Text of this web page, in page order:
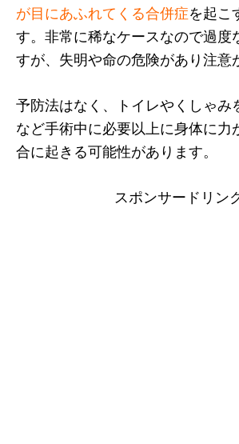
が目にあふれてくる合併症を起こ
す。非常に稀なケースなので過度
すが、失明や命の危険があり注意
予防法はなく、トイレやくしゃみ
など手術中に必要以上に身体に力
合に起きる可能性があります。
スポンサードリン